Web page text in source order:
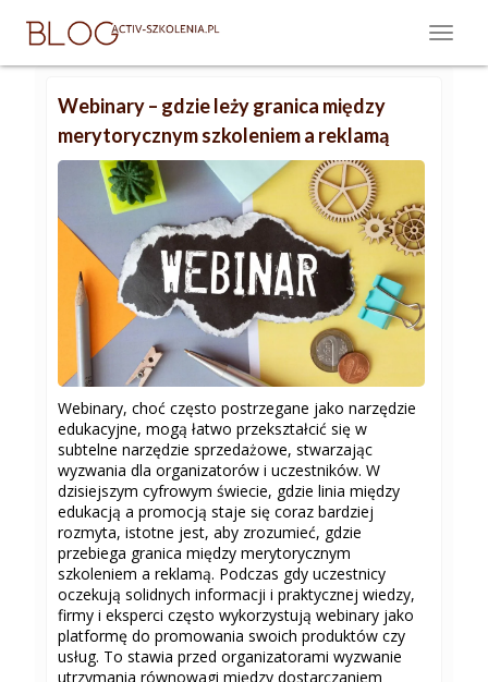
Webinary – gdzie leży granica między
merytorycznym szkoleniem a reklamą
Webinary, choć często postrzegane jako narzędzie
edukacyjne, mogą łatwo przekształcić się w
subtelne narzędzie sprzedażowe, stwarzając
wyzwania dla organizatorów i uczestników. W
dzisiejszym cyfrowym świecie, gdzie linia między
edukacją a promocją staje się coraz bardziej
rozmyta, istotne jest, aby zrozumieć, gdzie
przebiega granica między merytorycznym
szkoleniem a reklamą. Podczas gdy uczestnicy
oczekują solidnych informacji i praktycznej wiedzy,
firmy i eksperci często wykorzystują webinary jako
platformę do promowania swoich produktów czy
usług. To stawia przed organizatorami wyzwanie
utrzymania równowagi między dostarczaniem